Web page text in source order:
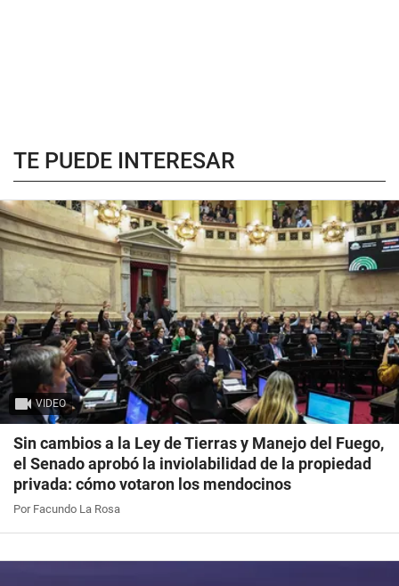
TE PUEDE INTERESAR
VIDEO
Sin cambios a la Ley de Tierras y Manejo del Fuego,
el Senado aprobó la inviolabilidad de la propiedad
privada: cómo votaron los mendocinos
Por Facundo La Rosa